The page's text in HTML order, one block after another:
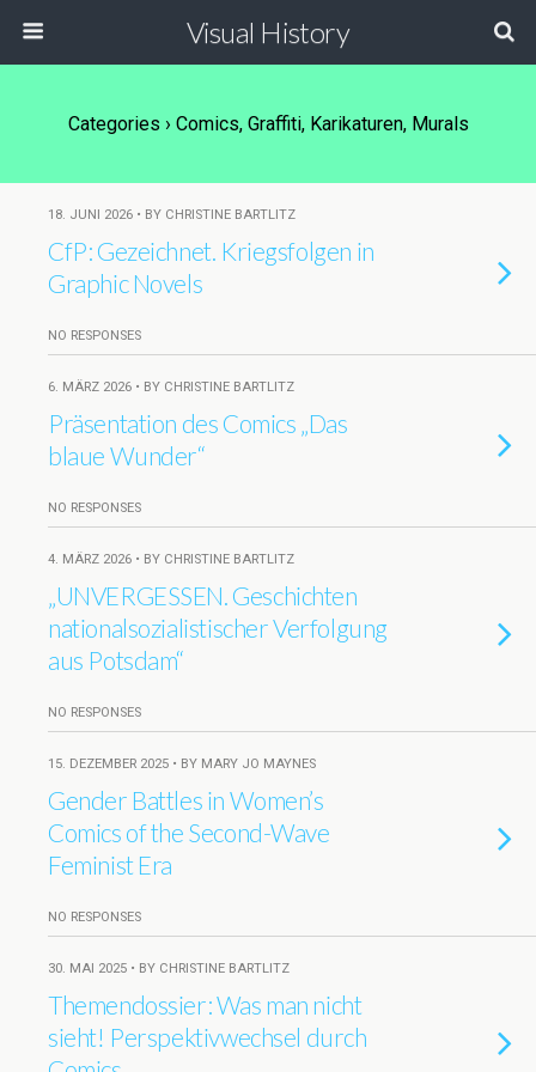
Visual History
Categories › Comics, Graffiti, Karikaturen, Murals
18. JUNI 2026 • BY CHRISTINE BARTLITZ
CfP: Gezeichnet. Kriegsfolgen in
Graphic Novels
NO RESPONSES
6. MÄRZ 2026 • BY CHRISTINE BARTLITZ
Präsentation des Comics „Das
blaue Wunder“
NO RESPONSES
4. MÄRZ 2026 • BY CHRISTINE BARTLITZ
„UNVERGESSEN. Geschichten
nationalsozialistischer Verfolgung
aus Potsdam“
NO RESPONSES
15. DEZEMBER 2025 • BY MARY JO MAYNES
Gender Battles in Women’s
Comics of the Second-Wave
Feminist Era
NO RESPONSES
30. MAI 2025 • BY CHRISTINE BARTLITZ
Themendossier: Was man nicht
sieht! Perspektivwechsel durch